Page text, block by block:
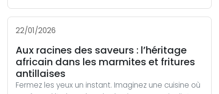
22/01/2026
Aux racines des saveurs : l’héritage
africain dans les marmites et fritures
antillaises
Fermez les yeux un instant. Imaginez une cuisine où